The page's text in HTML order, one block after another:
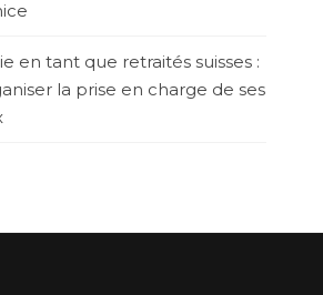
en tant que retraités suisses :
la prise en charge de ses